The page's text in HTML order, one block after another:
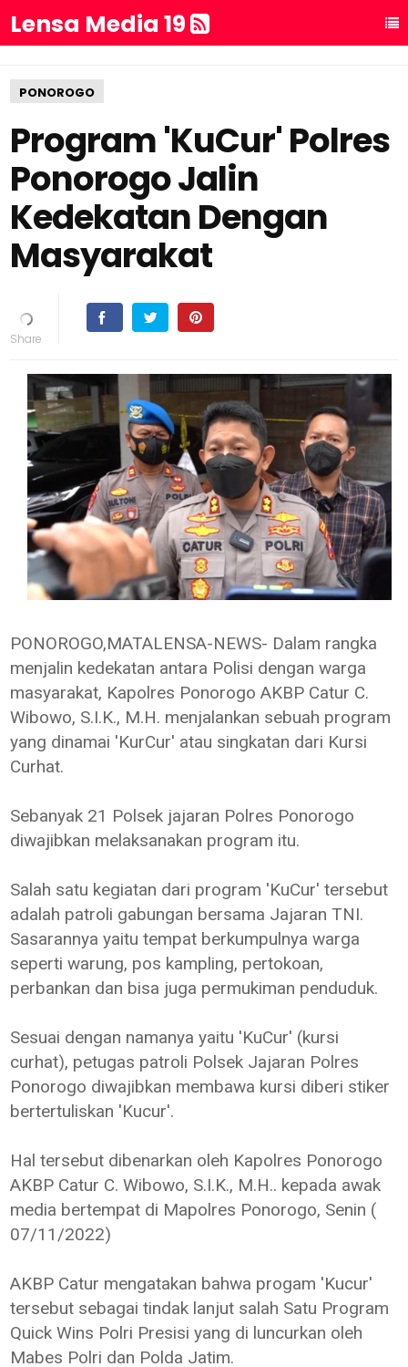
Lensa Media 19
PONOROGO
Program 'KuCur' Polres
Ponorogo Jalin
Kedekatan Dengan
Masyarakat
PONOROGO,MATALENSA-NEWS- Dalam rangka
menjalin kedekatan antara Polisi dengan warga
masyarakat, Kapolres Ponorogo AKBP Catur C.
Wibowo, S.I.K., M.H. menjalankan sebuah program
yang dinamai 'KurCur' atau singkatan dari Kursi
Curhat.
Sebanyak 21 Polsek jajaran Polres Ponorogo
diwajibkan melaksanakan program itu.
Salah satu kegiatan dari program 'KuCur' tersebut
adalah patroli gabungan bersama Jajaran TNI.
Sasarannya yaitu tempat berkumpulnya warga
seperti warung, pos kampling, pertokoan,
perbankan dan bisa juga permukiman penduduk.
Sesuai dengan namanya yaitu 'KuCur' (kursi
curhat), petugas patroli Polsek Jajaran Polres
Ponorogo diwajibkan membawa kursi diberi stiker
bertertuliskan 'Kucur'.
Hal tersebut dibenarkan oleh Kapolres Ponorogo
AKBP Catur C. Wibowo, S.I.K., M.H.. kepada awak
media bertempat di Mapolres Ponorogo, Senin (
07/11/2022)
AKBP Catur mengatakan bahwa progam 'Kucur'
tersebut sebagai tindak lanjut salah Satu Program
Quick Wins Polri Presisi yang di luncurkan oleh
Mabes Polri dan Polda Jatim.